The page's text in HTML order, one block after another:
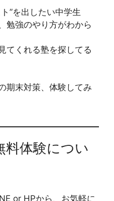
”を出したい中学生
勉強のやり方がわから
てくれる塾を探してる
期末対策、体験してみ
料体験につい
or HPから、お気軽に